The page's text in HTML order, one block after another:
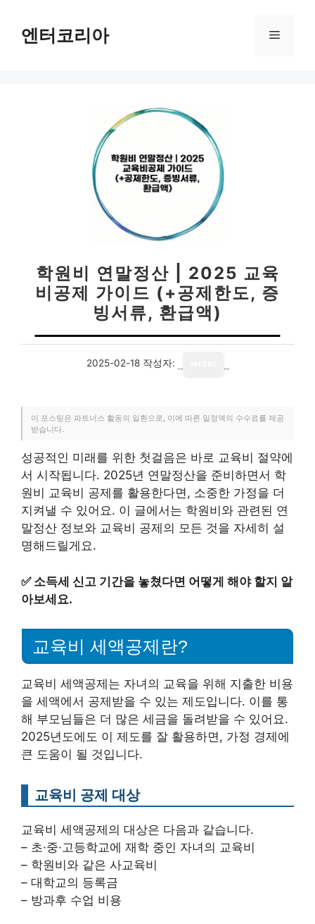
엔터코리아 메
학원비 연말정산 | 2025 교육
비공제 가이드 (+공제한도, 증
빙서류, 환급액)
2025-02-18 작성자:
이 포스팅은 파트너스 활동의 일환으로, 이에 따른 일정액의 수수료를 제공
받습니다.
성공적인 미래를 위한 첫걸음은 바로 교육비 절약에
서 시작됩니다. 2025년 연말정산을 준비하면서 학
원비 교육비 공제를 활용한다면, 소중한 가정을 더
지켜낼 수 있어요. 이 글에서는 학원비와 관련된 연
말정산 정보와 교육비 공제의 모든 것을 자세히 설
명해드릴게요.
✅ 소득세 신고 기간을 놓쳤다면 어떻게 해야 할지 알
아보세요.
교육비 세액공제란?
교육비 세액공제는 자녀의 교육을 위해 지출한 비용
을 세액에서 공제받을 수 있는 제도입니다. 이를 통
해 부모님들은 더 많은 세금을 돌려받을 수 있어요.
2025년도에도 이 제도를 잘 활용하면, 가정 경제에
큰 도움이 될 것입니다.
교육비 공제 대상
교육비 세액공제의 대상은 다음과 같습니다.
– 초·중·고등학교에 재학 중인 자녀의 교육비
– 학원비와 같은 사교육비
– 대학교의 등록금
– 방과후 수업 비용